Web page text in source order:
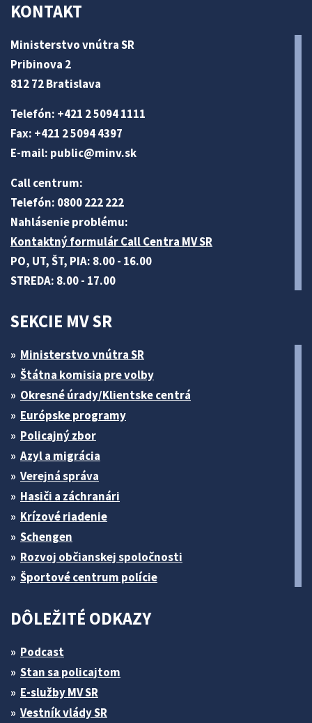
KONTAKT
Ministerstvo vnútra SR
Pribinova 2
812 72 Bratislava
Telefón: +421 2 5094 1111
Fax: +421 2 5094 4397
E-mail: public@minv.sk
Call centrum:
Telefón: 0800 222 222
Nahlásenie problému:
Kontaktný formulár Call Centra MV SR
PO, UT, ŠT, PIA: 8.00 - 16.00
STREDA: 8.00 - 17.00
SEKCIE MV SR
Ministerstvo vnútra SR
Štátna komisia pre volby
Okresné úrady/Klientske centrá
Európske programy
Policajný zbor
Azyl a migrácia
Verejná správa
Hasiči a záchranári
Krízové riadenie
Schengen
Rozvoj občianskej spoločnosti
Športové centrum polície
DÔLEŽITÉ ODKAZY
Podcast
Stan sa policajtom
E-služby MV SR
Vestník vlády SR